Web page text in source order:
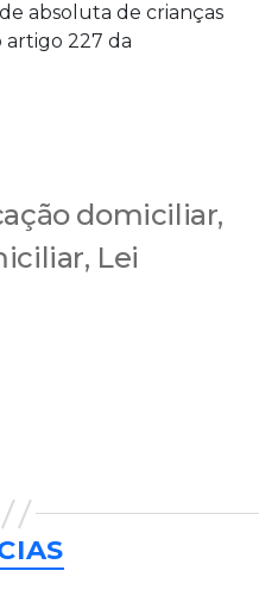
absoluta de crianças
artigo 227 da
domiciliar,
, Lei